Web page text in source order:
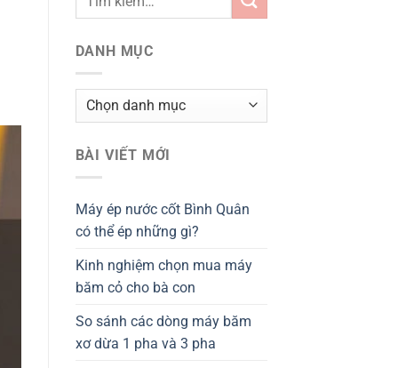
DANH MỤC
Danh
mục
BÀI VIẾT MỚI
Máy ép nước cốt Bình Quân
có thể ép những gì?
Kinh nghiệm chọn mua máy
băm cỏ cho bà con
So sánh các dòng máy băm
xơ dừa 1 pha và 3 pha